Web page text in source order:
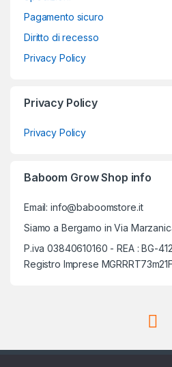
Pagamento sicuro
Diritto di recesso
Privacy Policy
Privacy Policy
Privacy Policy
Baboom Grow Shop info
Email: info@baboomstore.it
Siamo a Bergamo in Via
P.iva 03840610160 - REA : BG-
Registro Imprese